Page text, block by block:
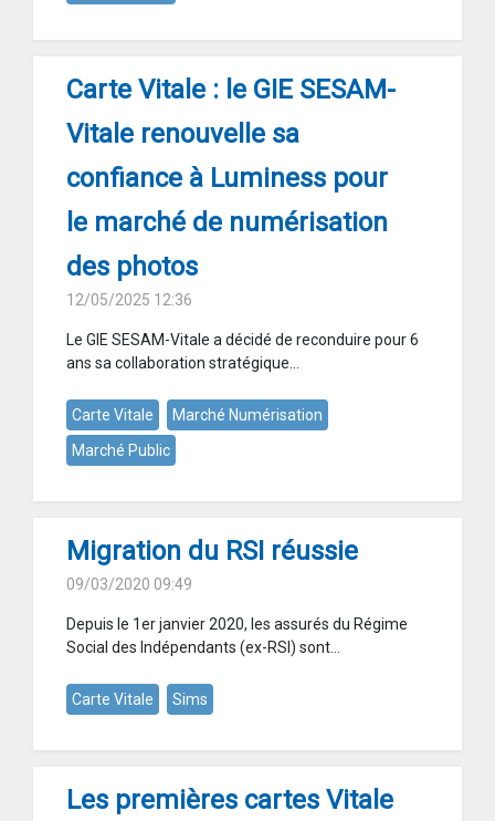
Carte Vitale : le GIE SESAM-
Vitale renouvelle sa
confiance à Luminess pour
le marché de numérisation
des photos
12/05/2025 12:36
Le GIE SESAM-Vitale a décidé de reconduire pour 6
ans sa collaboration stratégique...
Carte Vitale
Marché Numérisation
Marché Public
Migration du RSI réussie
09/03/2020 09:49
Depuis le 1er janvier 2020, les assurés du Régime
Social des Indépendants (ex-RSI) sont...
Carte Vitale Sims
Les premières cartes Vitale